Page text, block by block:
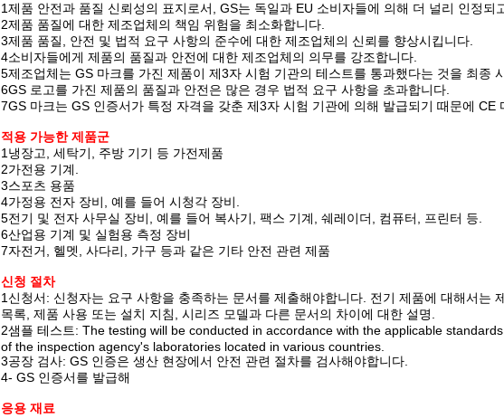
1제품 안전과 품질 신뢰성의 표지로서, GS는 독일과 EU 소비자들에 의해 더 널리 인정되
2제품 품질에 대한 제조업체의 책임 위험을 최소화합니다.
3제품 품질, 안전 및 법적 요구 사항의 준수에 대한 제조업체의 신뢰를 향상시킵니다.
4소비자들에게 제품의 품질과 안전에 대한 제조업체의 의무를 강조합니다.
5제조업체는 GS 마크를 가진 제품이 제3자 시험 기관의 테스트를 통과했다는 것을 최종
6GS 로고를 가진 제품의 품질과 안전은 많은 경우 법적 요구 사항을 초과합니다.
7GS 마크는 GS 인증서가 특정 자격을 갖춘 제3자 시험 기관에 의해 발급되기 때문에
적용 가능한 제품군
1냉장고, 세탁기, 주방 기기 등 가전제품
2가전용 기계.
3스포츠 용품
4가정용 전자 장비, 예를 들어 시청각 장비.
5전기 및 전자 사무실 장비, 예를 들어 복사기, 팩스 기계, 쉐레이더, 컴퓨터, 프린터 등.
6산업용 기계 및 실험용 측정 장비
7자전거, 헬멧, 사다리, 가구 등과 같은 기타 안전 관련 제품
신청 절차
1신청서: 신청자는 요구 사항을 충족하는 문서를 제출해야합니다. 전기 제품에 대해서는
목록, 제품 사용 또는 설치 지침, 시리즈 모델과 다른 문서의 차이에 대한 설명.
2샘플 테스트: The testing will be conducted in accordance with the applicable
of the inspection agency's laboratories located in various countries.
3공장 검사: GS 인증은 생산 현장에서 안전 관련 절차를 검사해야합니다.
4- GS 인증서를 발급해
응용 재료